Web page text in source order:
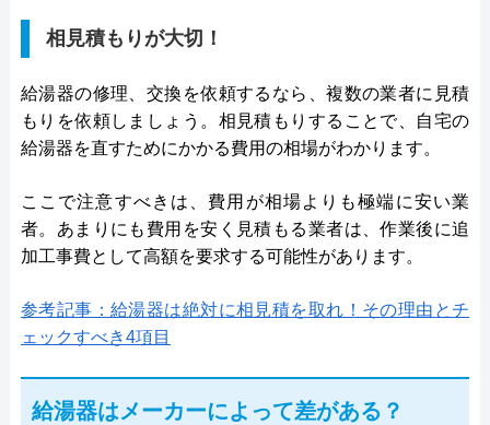
相見積もりが大切！
給湯器の修理、交換を依頼するなら、複数の業者に見積
もりを依頼しましょう。相見積もりすることで、自宅の
給湯器を直すためにかかる費用の相場がわかります。
ここで注意すべきは、費用が相場よりも極端に安い業
者。あまりにも費用を安く見積もる業者は、作業後に追
加工事費として高額を要求する可能性があります。
参考記事：給湯器は絶対に相見積を取れ！その理由とチ
ェックすべき4項目
給湯器はメーカーによって差がある？